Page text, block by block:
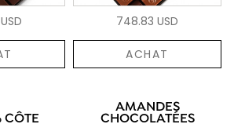
748.83 USD
ACHAT
CÔTE
AMANDES
CHOCOLATÉES